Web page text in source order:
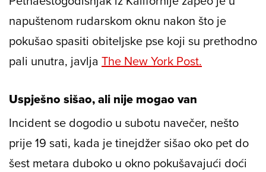
napuštenom rudarskom oknu nakon što je
pokušao spasiti obiteljske pse koji su prethodno
pali unutra, javlja The New York Post.
Uspješno sišao, ali nije mogao van
Incident se dogodio u subotu navečer, nešto
prije 19 sati, kada je tinejdžer sišao oko pet do
šest metara duboko u okno pokušavajući doći